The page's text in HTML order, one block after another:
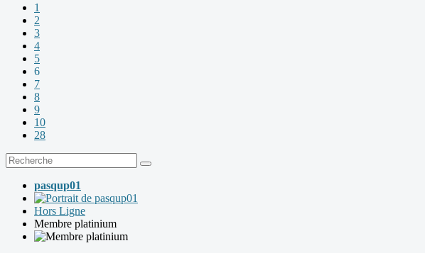
1
2
3
4
5
6
7
8
9
10
28
pasqup01
Hors Ligne
Membre platinium